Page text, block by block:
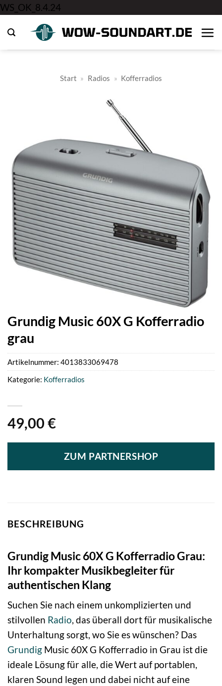
WS_OK_8.4.24
springen
Start » Radios » Kofferradios
Grundig Music 60X G Kofferradio
grau
49,00 €
ZUM PARTNERSHOP
Artikelnummer: 4013833069478
Kategorie: Kofferradios
BESCHREIBUNG
Grundig Music 60X G Kofferradio Grau:
Ihr kompakter Musikbegleiter für
authentischen Klang
Suchen Sie nach einem unkomplizierten und
stilvollen Radio, das überall dort für musikalische
Unterhaltung sorgt, wo Sie es wünschen? Das
Grundig Music 60X G Kofferradio in Grau ist die
ideale Lösung für alle, die Wert auf portablen,
klaren Sound legen und dabei nicht auf eine